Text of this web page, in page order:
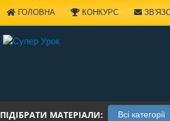
ГОЛОВНА КОНКУРС
ПІДІБРАТИ МАТЕРІАЛИ: